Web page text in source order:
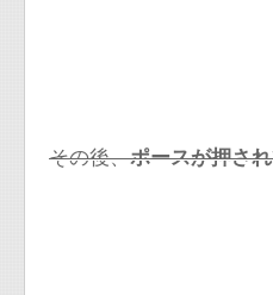
その後、ポースが押さ